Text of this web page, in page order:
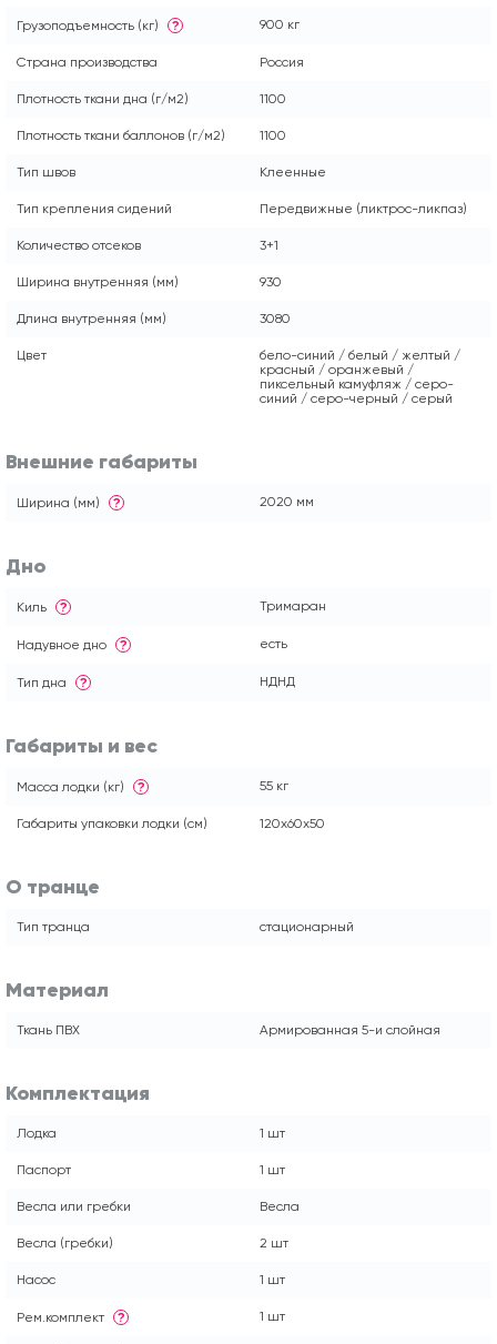
Грузоподъемность (кг) ? 900 кг
Страна производства Россия
Плотность ткани дна (г/м2) 1100
Плотность ткани баллонов (г/м2) 1100
Тип швов Клеенные
Тип крепления сидений Передвижные (ликтрос-ликпаз)
Количество отсеков 3+1
Ширина внутренняя (мм) 930
Длина внутренняя (мм) 3080
Цвет
бело-синий / белый / желтый /
красный / оранжевый /
пиксельный камуфляж / серо-
синий / серо-черный / серый
Внешние габариты
Ширина (мм) ? 2020 мм
Дно
Киль ? Тримаран
Надувное дно ? есть
Тип дна ? НДНД
Габариты и вес
Масса лодки (кг) ? 55 кг
Габариты упаковки лодки (см) 120x60x50
О транце
Тип транца стационарный
Материал
Ткань ПВХ Армированная 5-и слойная
Комплектация
Лодка 1 шт
Паспорт 1 шт
Весла или гребки Весла
Весла (гребки) 2 шт
Насос 1 шт
Рем.комплект ? 1 шт